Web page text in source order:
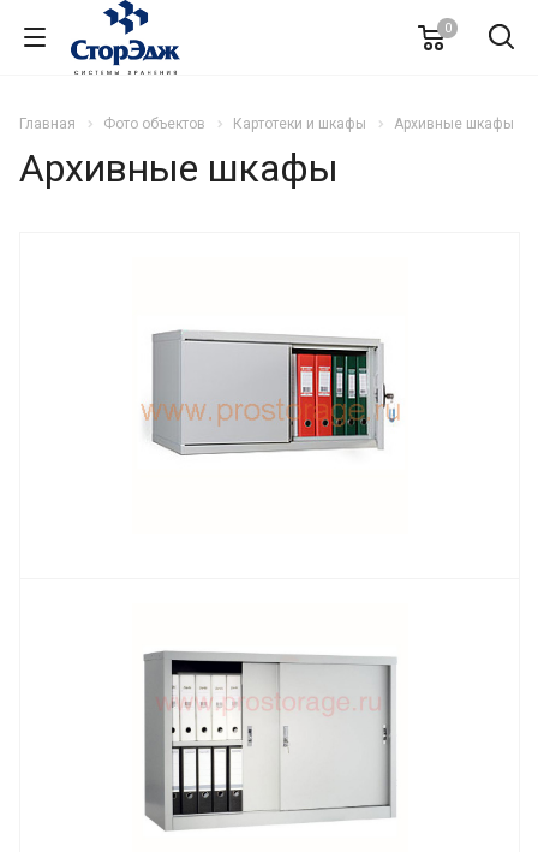
0
Главная Фото объектов Картотеки и шкафы Архивные шкафы
Архивные шкафы